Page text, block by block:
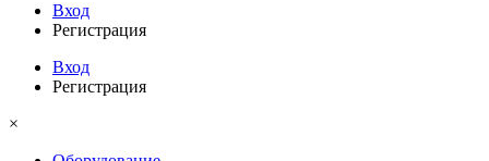
Вход
Регистрация
Вход
Регистрация
×